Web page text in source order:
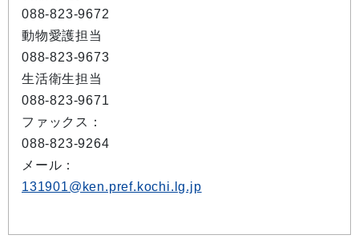
088-823-9672
動物愛護担当
088-823-9673
生活衛生担当
088-823-9671
ファックス：
088-823-9264
メール：
131901@ken.pref.kochi.lg.jp